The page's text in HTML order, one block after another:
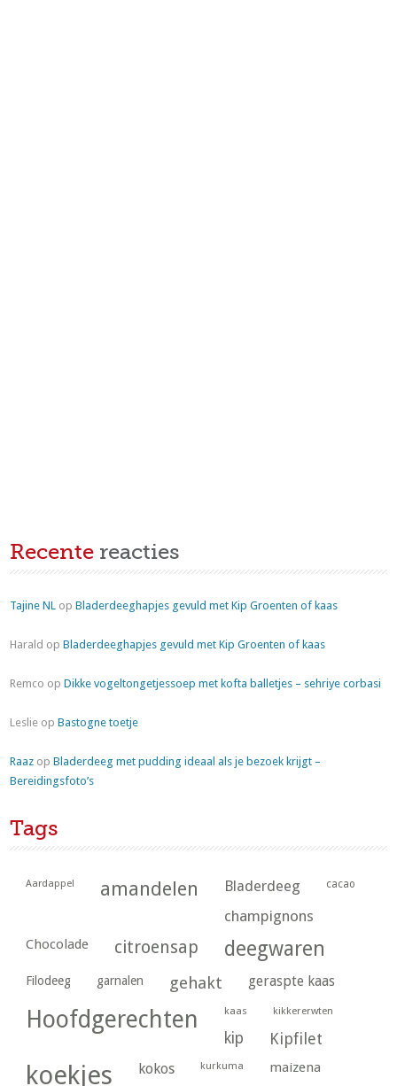
Recente reacties
Tajine NL opBladerdeeghapjes gevuld met Kip Groenten of kaas
Harald opBladerdeeghapjes gevuld met Kip Groenten of kaas
Remco opDikke vogeltongetjessoep met kofta balletjes – sehriye corbasi
Leslie opBastogne toetje
Raaz opBladerdeeg met pudding ideaal als je bezoek krijgt –
Bereidingsfoto’s
Tags
Aardappel amandelen Bladerdeeg cacao
champignons
Chocolade citroensap deegwaren
Filodeeg garnalen gehakt geraspte kaas
Hoofdgerechten kaas kikkererwten
kip Kipfilet
koekjes kokos kurkuma maizena